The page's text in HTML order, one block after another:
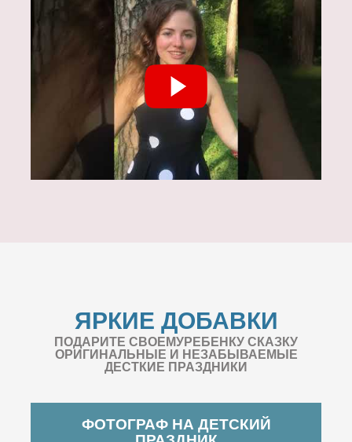
ЯРКИЕ ДОБАВКИ
ПОДАРИТЕ СВОЕМУРЕБЕНКУ СКАЗКУ
ОРИГИНАЛЬНЫЕ И НЕЗАБЫВАЕМЫЕ
ДЕСТКИЕ ПРАЗДНИКИ
ФОТОГРАФ НА ДЕТСКИЙ